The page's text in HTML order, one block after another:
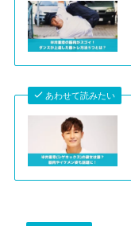
あわせて読みたい